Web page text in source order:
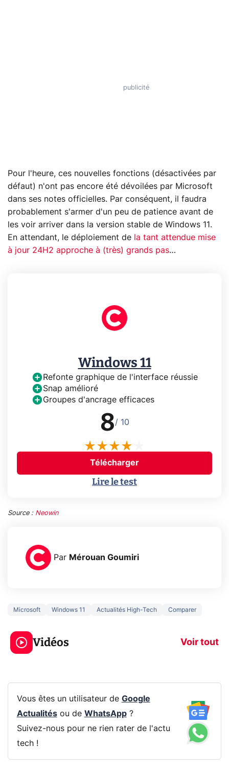
Pour l'heure, ces nouvelles fonctions (désactivées par
défaut) n'ont pas encore été dévoilées par Microsoft
dans ses notes officielles. Par conséquent, il faudra
probablement s'armer d'un peu de patience avant de
les voir arriver dans la version stable de Windows 11.
En attendant, le déploiement de la tant attendue mise
à jour 24H2 approche à (très) grands pas…
Windows 11
Refonte graphique de l'interface réussie
Snap amélioré
Groupes d'ancrage efficaces
8/ 10
Télécharger
Lire le test
Source : Neowin
Par Mérouan Goumiri
Microsoft Windows 11 Actualités High-Tech Comparer
Vidéos Voir tout
319€ ? Voici L'AOC
CQ32G4ZA !
5
prochaine
Vous êtes un utilisateur de Google
Actualitésou de WhatsApp?
Suivez-nous pour ne rien rater de l'actu
tech !